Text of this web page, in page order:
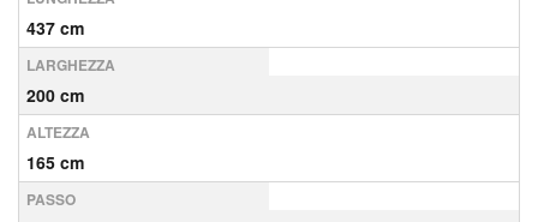
437 cm
LARGHEZZA
200 cm
ALTEZZA
165 cm
PASSO